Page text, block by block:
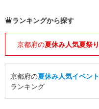
ランキングから探す
京都府の夏休み人気夏祭り
京都府の夏休み人気イベント
ランキング